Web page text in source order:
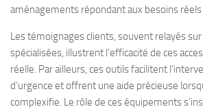
aménagements répondant aux besoins
Les témoignages clients, souvent relayés
spécialisées, illustrent l’efficacité de ces
réelle. Par ailleurs, ces outils facilitent
d’urgence et offrent une aide précieuse
complexifie. Le rôle de ces équipements